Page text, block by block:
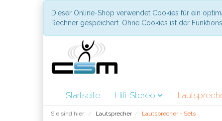
Dieser Online-Shop verwendet Cookies für ein
Rechner gespeichert. Ohne Cookies ist der
Startseite Hifi-Stereo
Sie sind hier: Lautsprecher Lautsprecher - Sets